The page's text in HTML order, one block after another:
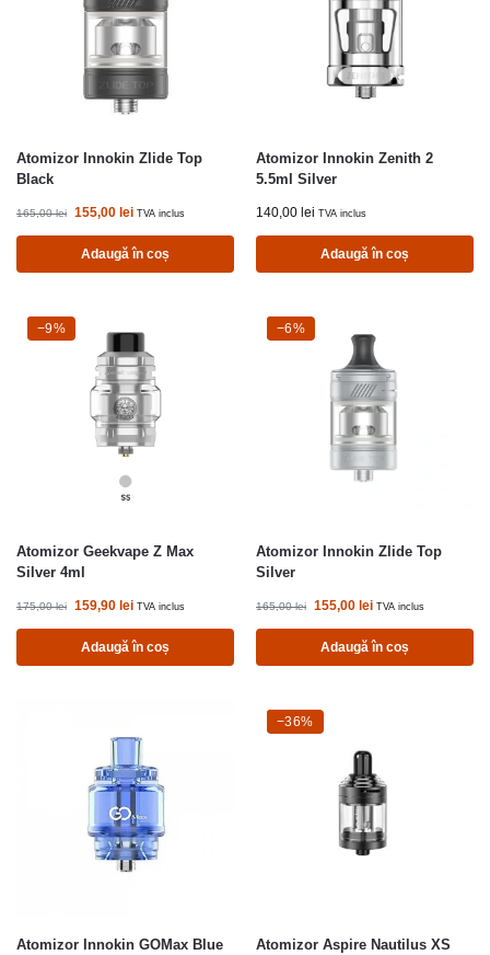
Atomizor Innokin Zlide Top
Black
165,00lei 155,00 lei TVA inclus
Adaugă în coș
Atomizor Innokin Zenith 2
5.5ml Silver
140,00 lei TVA inclus
Adaugă în coș
-9%
−9%
Atomizor Geekvape Z Max
Silver 4ml
175,00lei 159,90 lei TVA inclus
Adaugă în coș
-6%
−6%
Atomizor Innokin Zlide Top
Silver
165,00lei 155,00 lei TVA inclus
Adaugă în coș
Atomizor Innokin GOMax Blue
-36%
−36%
Atomizor Aspire Nautilus XS